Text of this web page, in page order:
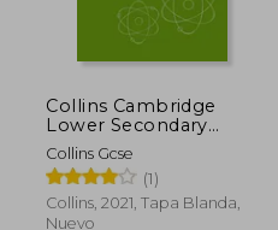
Collins Cambridge
Lower Secondary
Science - Lower
Secondary Science
Workbook: Stage 8
(en Inglés)
Collins Gcse
(1)
Collins, 2021, Tapa Blanda,
Nuevo